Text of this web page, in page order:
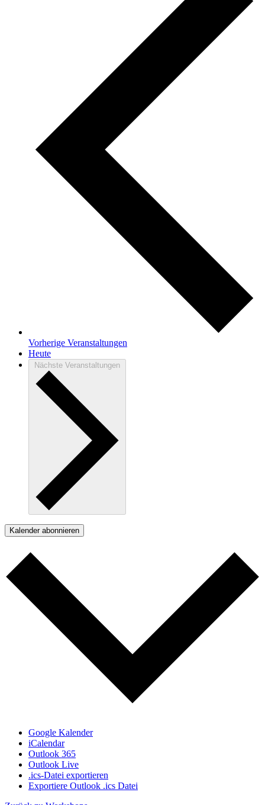
Vorherige Veranstaltungen
Heute
Nächste Veranstaltungen
Kalender abonnieren
Google Kalender
iCalendar
Outlook 365
Outlook Live
.ics-Datei exportieren
Exportiere Outlook .ics Datei